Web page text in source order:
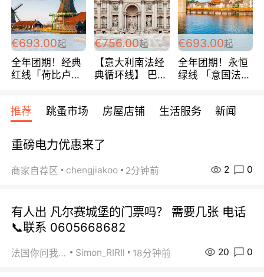
€693.00起
全年团期！经典
红线「荷比卢德
天！巴黎上下！
包拼房~
€756.00起
【意大利南法经
典循环线】 巴黎
宾馆 108欧/天起
€693.00起
全年团期！永恒
绿线 「意国法
欧/天起 ~包拼房
推荐 跳蚤市场 房屋店铺 生活服务 新闻
重磅电力优惠来了
商家自荐区 chengjiakoo 2分钟前 2 0
有人出 凡尔赛城堡的门票吗？ 需要几张 电话
📞联系 0605668682
法国你问我答 Simon_RIRIl 18分钟前 20 0